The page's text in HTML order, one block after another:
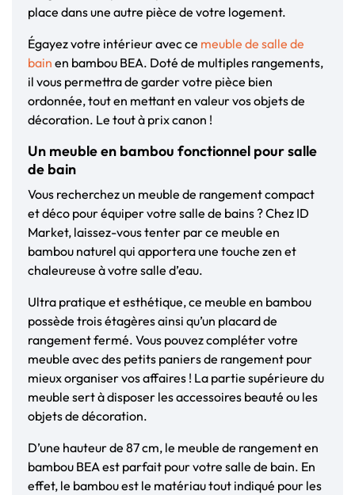
place dans une autre pièce de votre logement.
Égayez votre intérieur avec ce meuble de salle de
bain en bambou BEA. Doté de multiples rangements,
il vous permettra de garder votre pièce bien
ordonnée, tout en mettant en valeur vos objets de
décoration. Le tout à prix canon !
Un meuble en bambou fonctionnel pour salle
de bain
Vous recherchez un meuble de rangement compact
et déco pour équiper votre salle de bains ? Chez ID
Market, laissez-vous tenter par ce meuble en
bambou naturel qui apportera une touche zen et
chaleureuse à votre salle d’eau.
Ultra pratique et esthétique, ce meuble en bambou
possède trois étagères ainsi qu’un placard de
rangement fermé. Vous pouvez compléter votre
meuble avec des petits paniers de rangement pour
mieux organiser vos affaires ! La partie supérieure du
meuble sert à disposer les accessoires beauté ou les
objets de décoration.
D’une hauteur de 87 cm, le meuble de rangement en
bambou BEA est parfait pour votre salle de bain. En
effet, le bambou est le matériau tout indiqué pour les